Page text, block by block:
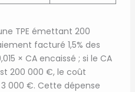
TPE émettant 200
facturé 1,5% des
× CA encaissé ; si le CA
200 000 €, le coût
000 €. Cette dépense